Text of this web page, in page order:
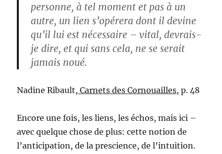
personne, à tel moment et pas à un
autre, un lien s’opérera dont il devine
qu’il lui est nécessaire – vital, devrais-
je dire, et qui sans cela, ne se serait
jamais noué.
Nadine Ribault, Carnets des Cornouailles, p. 48
Encore une fois, les liens, les échos, mais ici –
avec quelque chose de plus: cette notion de
l’anticipation, de la prescience, de l’intuition.